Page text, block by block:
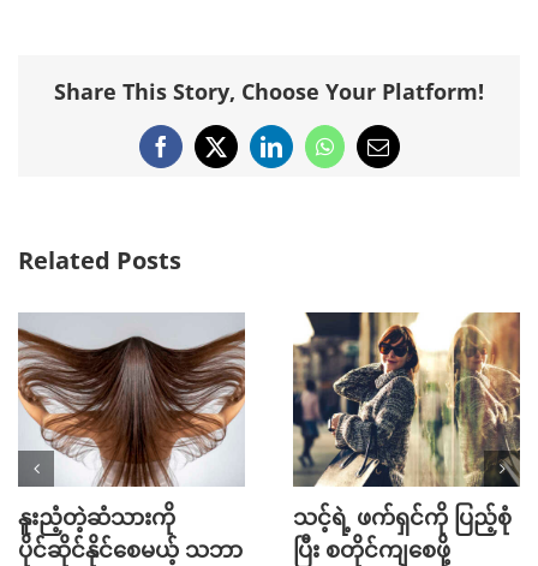
Share This Story, Choose Your Platform!
Facebook
X LinkedInWhatsApp
Email
Related Posts
Mini Jeans Skirt ကို စ
တိုင်ကျကျဝတ်လို့ရစေ
Golf အားကစား
ကြိုက်နှစ်သက်သူတို့